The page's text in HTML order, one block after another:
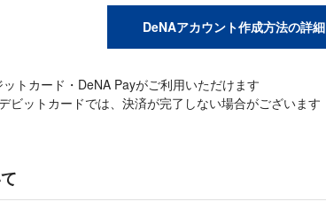
DeNAアカウント作成方法の詳細
トカード・DeNA Payがご利用いただけます
ビットカードでは、決済が完了しない場合がございます